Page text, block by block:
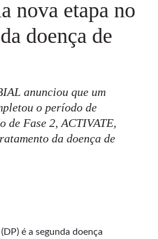
nova etapa no
doença de
anunciou que um
o período de
de Fase 2, ACTIVATE,
da doença de
é a segunda doença